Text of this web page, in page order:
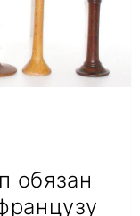
обязан